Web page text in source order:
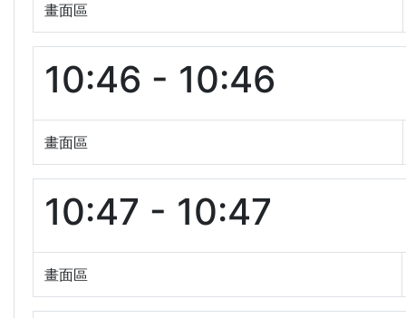
畫面區
10:46 - 10:46
畫面區
10:47 - 10:47
畫面區